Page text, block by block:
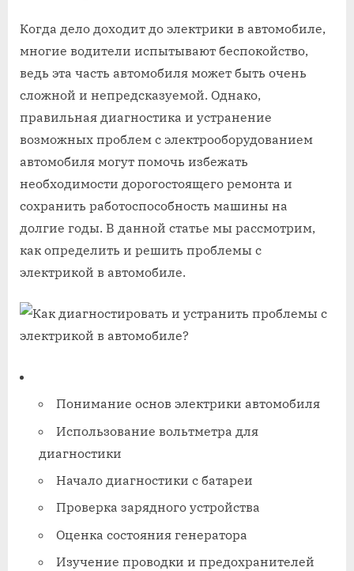
Когда дело доходит до электрики в автомобиле,
многие водители испытывают беспокойство,
ведь эта часть автомобиля может быть очень
сложной и непредсказуемой. Однако,
правильная диагностика и устранение
возможных проблем с электрооборудованием
автомобиля могут помочь избежать
необходимости дорогостоящего ремонта и
сохранить работоспособность машины на
долгие годы. В данной статье мы рассмотрим,
как определить и решить проблемы с
электрикой в автомобиле.
Понимание основ электрики автомобиля
Использование вольтметра для
диагностики
Начало диагностики с батареи
Проверка зарядного устройства
Оценка состояния генератора
Изучение проводки и предохранителей